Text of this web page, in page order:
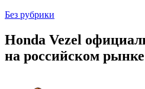
Без рубрики
Honda Vezel
на российском рынке